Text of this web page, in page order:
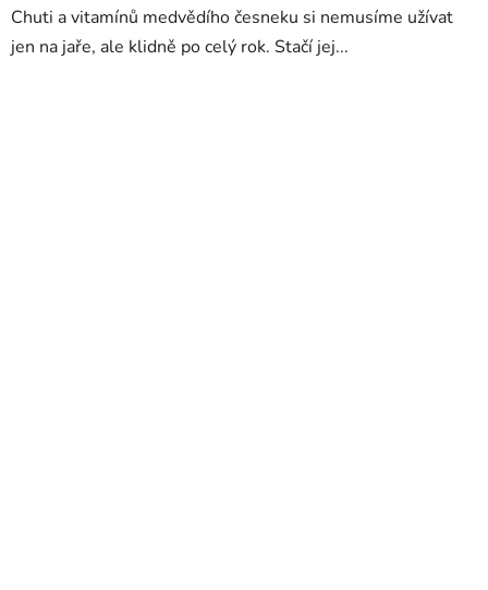
Chuti a vitamínů medvědího česneku si nemusíme užívat
jen na jaře, ale klidně po celý rok. Stačí jej...